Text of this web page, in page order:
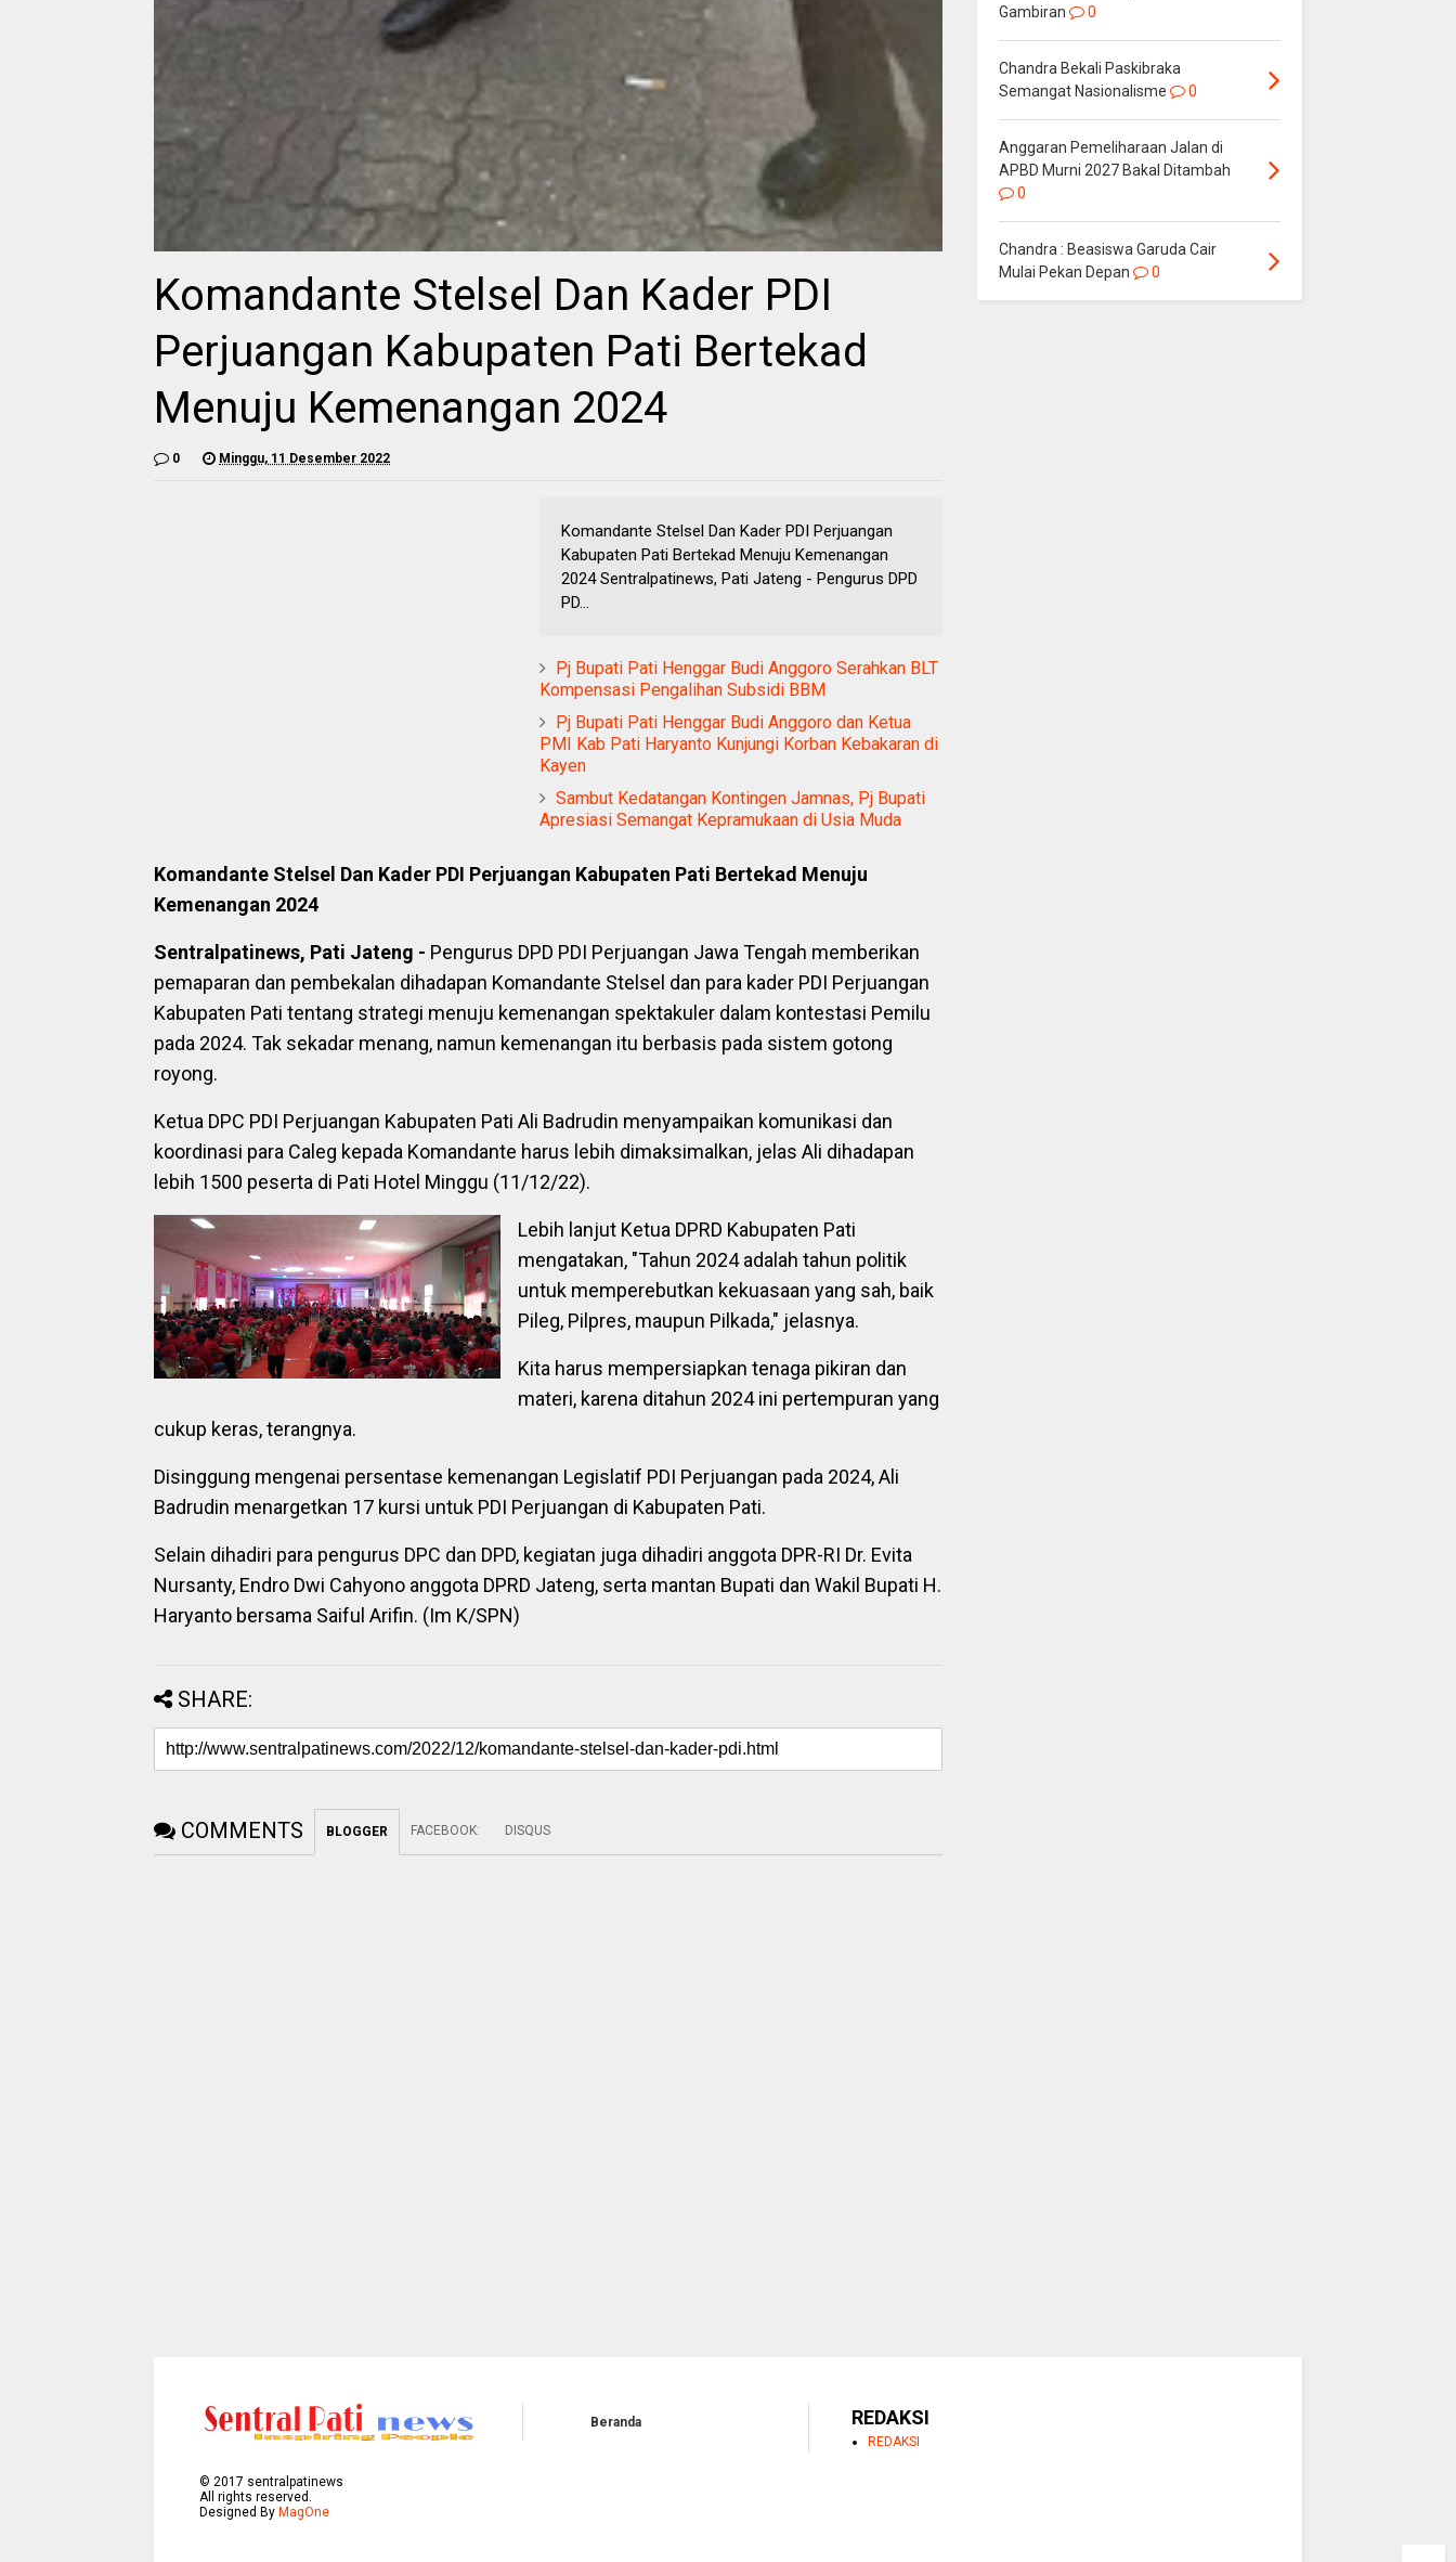
Komandante Stelsel Dan Kader PDI
Perjuangan Kabupaten Pati Bertekad
Menuju Kemenangan 2024
0 Minggu, 11 Desember 2022
Komandante Stelsel Dan Kader PDI Perjuangan
Kabupaten Pati Bertekad Menuju Kemenangan
2024 Sentralpatinews, Pati Jateng - Pengurus DPD
PD...
Pj Bupati Pati Henggar Budi Anggoro Serahkan BLT
Kompensasi Pengalihan Subsidi BBM
Pj Bupati Pati Henggar Budi Anggoro dan Ketua
PMI Kab Pati Haryanto Kunjungi Korban Kebakaran di
Kayen
Sambut Kedatangan Kontingen Jamnas, Pj Bupati
Apresiasi Semangat Kepramukaan di Usia Muda
Komandante Stelsel Dan Kader PDI Perjuangan Kabupaten Pati Bertekad Menuju
Kemenangan 2024
Sentralpatinews, Pati Jateng - Pengurus DPD PDI Perjuangan Jawa Tengah memberikan
pemaparan dan pembekalan dihadapan Komandante Stelsel dan para kader PDI Perjuangan
Kabupaten Pati tentang strategi menuju kemenangan spektakuler dalam kontestasi Pemilu
pada 2024. Tak sekadar menang, namun kemenangan itu berbasis pada sistem gotong
royong.
Ketua DPC PDI Perjuangan Kabupaten Pati Ali Badrudin menyampaikan komunikasi dan
koordinasi para Caleg kepada Komandante harus lebih dimaksimalkan, jelas Ali dihadapan
lebih 1500 peserta di Pati Hotel Minggu (11/12/22).
Lebih lanjut Ketua DPRD Kabupaten Pati
mengatakan, "Tahun 2024 adalah tahun politik
untuk memperebutkan kekuasaan yang sah, baik
Pileg, Pilpres, maupun Pilkada," jelasnya.
Kita harus mempersiapkan tenaga pikiran dan
materi, karena ditahun 2024 ini pertempuran yang
cukup keras, terangnya.
Disinggung mengenai persentase kemenangan Legislatif PDI Perjuangan pada 2024, Ali
Badrudin menargetkan 17 kursi untuk PDI Perjuangan di Kabupaten Pati.
Selain dihadiri para pengurus DPC dan DPD, kegiatan juga dihadiri anggota DPR-RI Dr. Evita
Nursanty, Endro Dwi Cahyono anggota DPRD Jateng, serta mantan Bupati dan Wakil Bupati H.
Haryanto bersama Saiful Arifin. (Im K/SPN)
SHARE:
COMMENTS BLOGGER FACEBOOK: DISQUS
Gambiran
0
Chandra Bekali Paskibraka
Semangat Nasionalisme
0
Anggaran Pemeliharaan Jalan di
APBD Murni 2027 Bakal Ditambah
0
Chandra : Beasiswa Garuda Cair
Mulai Pekan Depan
0
©2017 sentralpatinews
All rights reserved.
Designed By MagOne
Beranda REDAKSI
REDAKSI